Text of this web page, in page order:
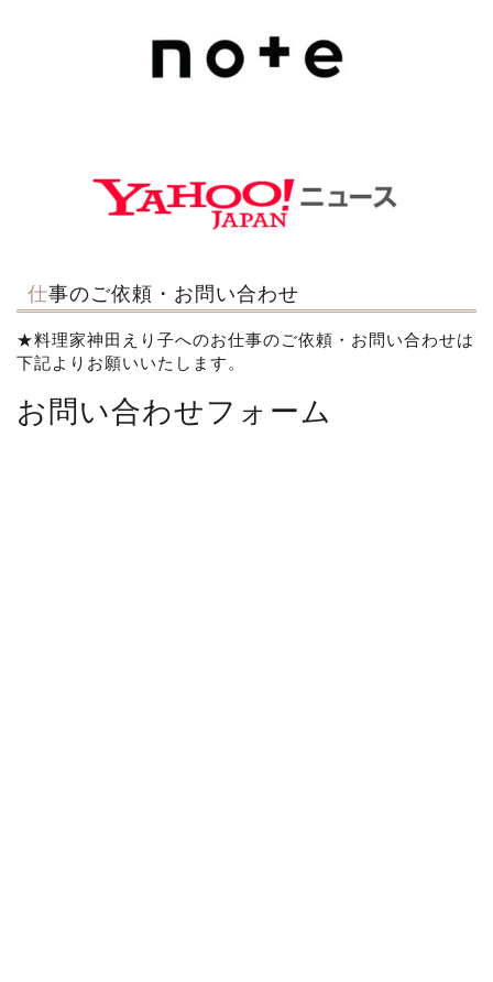
仕事のご依頼・お問い合わせ
★料理家神田えり子へのお仕事のご依頼・お問い合わせは
下記よりお願いいたします。
お問い合わせフォーム